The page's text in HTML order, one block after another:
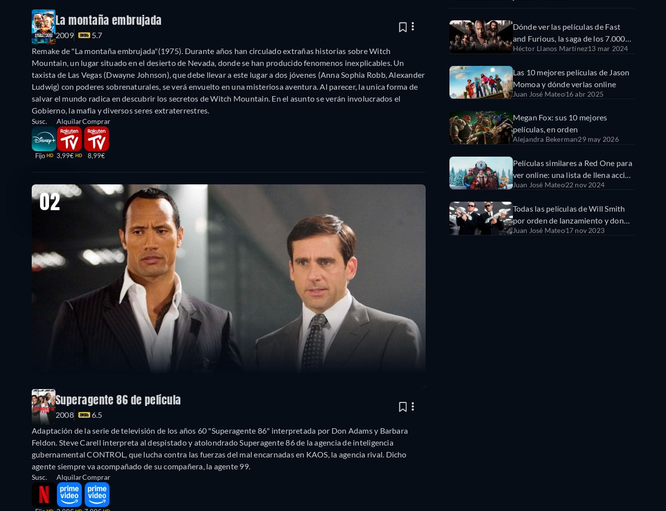
La montaña embrujada
2009
5.7
Remake de "La montaña embrujada"(1975). Durante años han circulado extrañas historias sobre Witch
Mountain, un lugar situado en el desierto de Nevada, donde se han producido fenomenos inexplicables. Un
taxista de Las Vegas (Dwayne Johnson), que debe llevar a este lugar a dos jóvenes (Anna Sophia Robb, Alexander
Ludwig) con poderes sobrenaturales, se verá envuelto en una misteriosa aventura. Al parecer, la unica forma de
salvar el mundo radica en descubrir los secretos de Witch Mountain. En el asunto se verán involucrados el
Gobierno, la mafia y diversos seres extraterrestres.
Susc.
Fijo HD
Alquilar
3,99€ HD
Comprar
8,99€
02
Superagente 86 de película
2008
6.5
Adaptación de la serie de televisión de los años 60 "Superagente 86" interpretada por Don Adams y Barbara
Feldon. Steve Carell interpreta al despistado y atolondrado Superagente 86 de la agencia de inteligencia
gubernamental CONTROL, que lucha contra las fuerzas del mal encarnadas en KAOS, la agencia rival. Dicho
agente siempre va acompañado de su compañera, la agente 99.
Susc. AlquilarComprar
Dónde ver las películas de Fast
and Furious, la saga de los 7.000
millones de dólares
Héctor Llanos Martínez13 mar 2024
Las 10 mejores películas de Jason
Momoa y dónde verlas online
Juan José Mateo16 abr 2025
Megan Fox: sus 10 mejores
películas, en orden
Alejandra Bekerman29 may 2026
Películas similares a Red One para
ver online: una lista de llena acción
y humor
Juan José Mateo22 nov 2024
Todas las películas de Will Smith
por orden de lanzamiento y donde
verlas en línea
Juan José Mateo17 nov 2023